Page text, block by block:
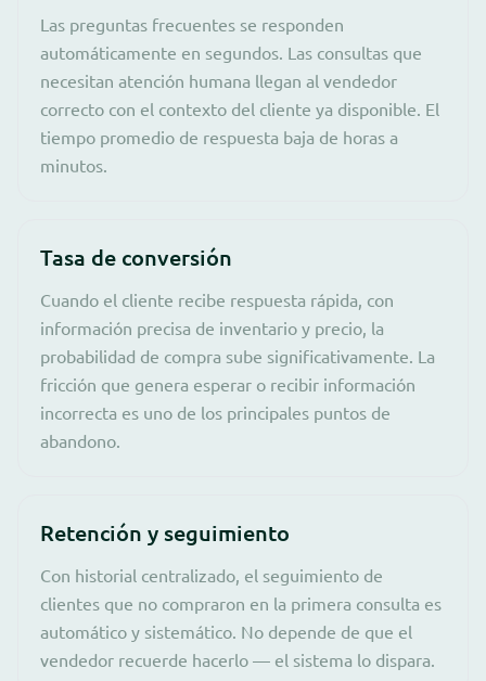
Las preguntas frecuentes se responden
automáticamente en segundos. Las consultas que
necesitan atención humana llegan al vendedor
correcto con el contexto del cliente ya disponible. El
tiempo promedio de respuesta baja de horas a
minutos.
Tasa de conversión
Cuando el cliente recibe respuesta rápida, con
información precisa de inventario y precio, la
probabilidad de compra sube significativamente. La
fricción que genera esperar o recibir información
incorrecta es uno de los principales puntos de
abandono.
Retención y seguimiento
Con historial centralizado, el seguimiento de
clientes que no compraron en la primera consulta es
automático y sistemático. No depende de que el
vendedor recuerde hacerlo — el sistema lo dispara.